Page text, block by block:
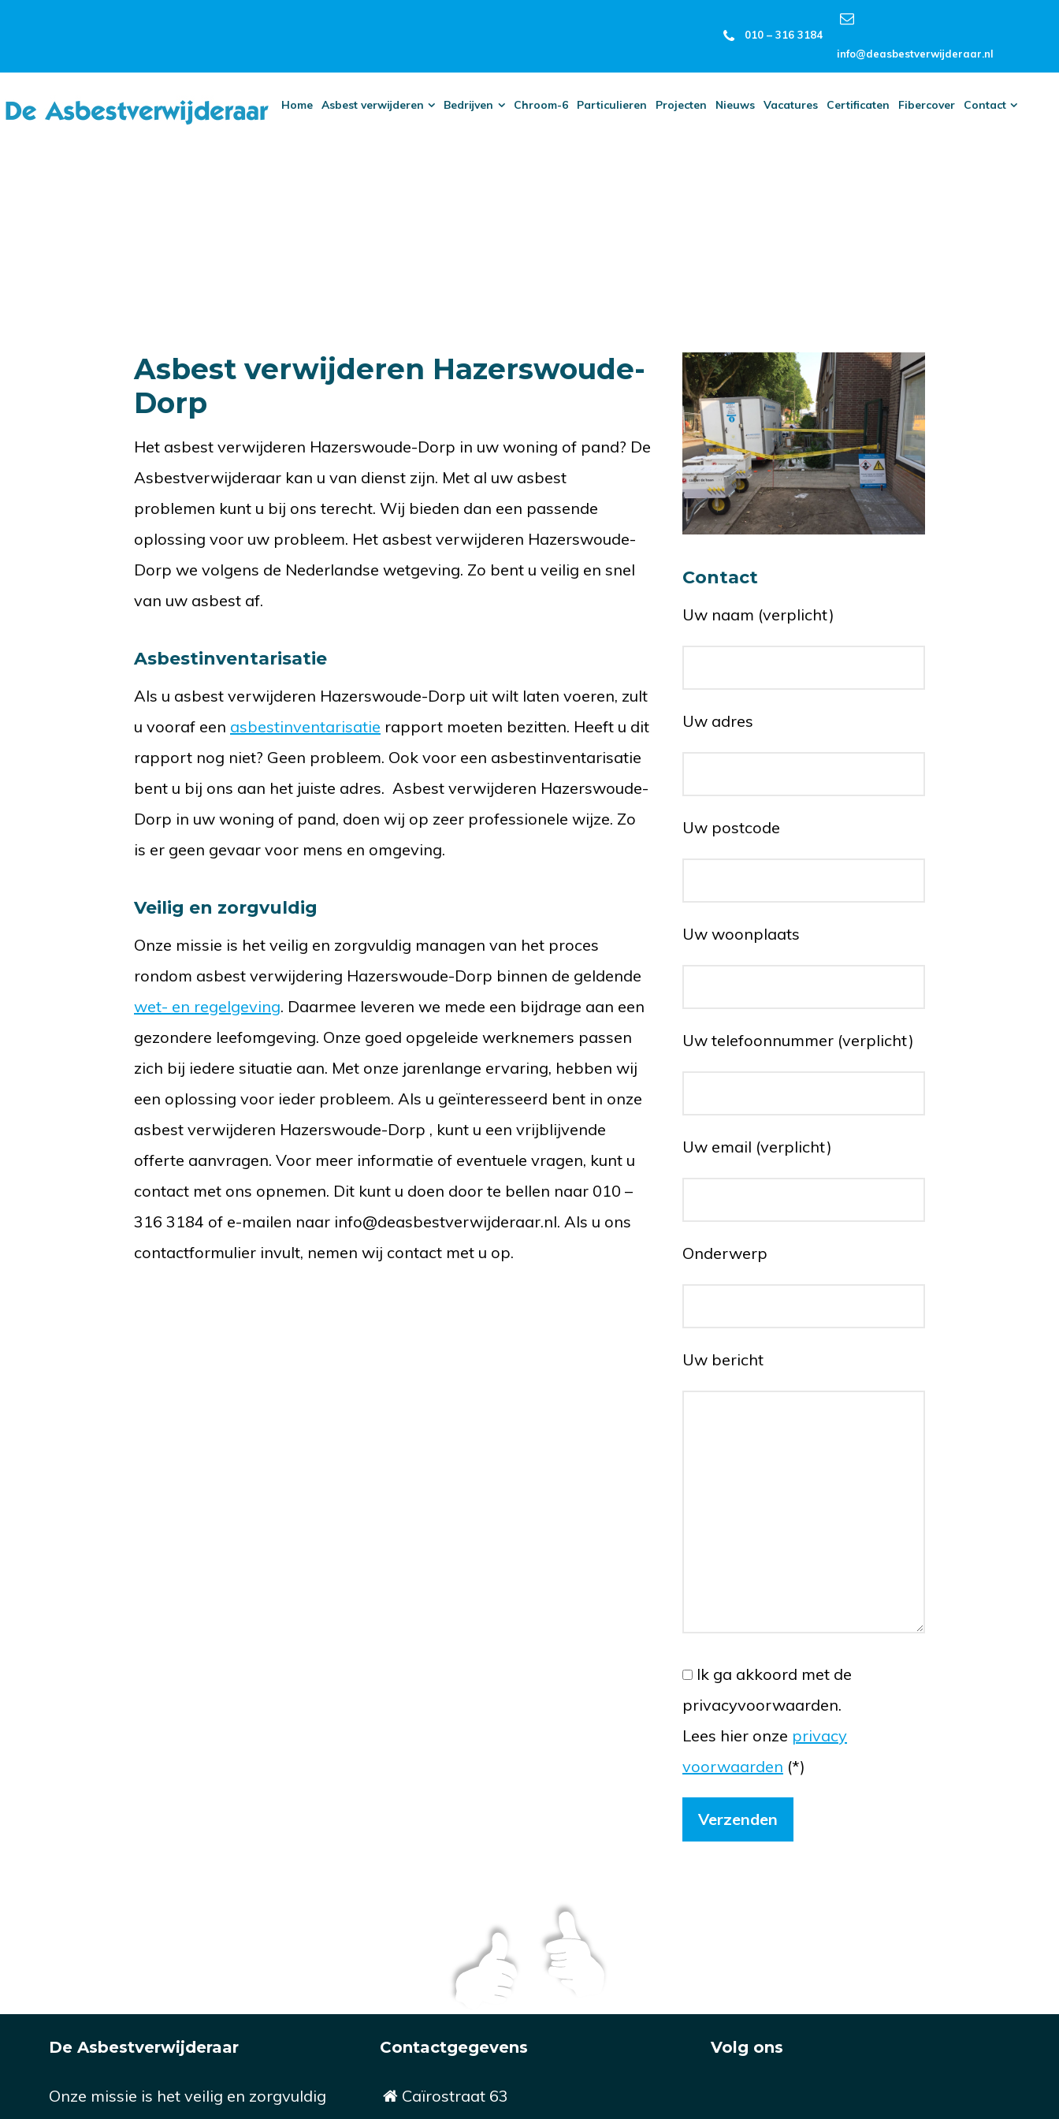
010 – 316 3184
info@deasbestverwijderaar.nl
Home Asbest verwijderen Bedrijven Chroom-6 Particulieren Projecten Nieuws Vacatures Certificaten Fibercover Contact
Asbest verwijderen Hazerswoude-
Dorp
Het asbest verwijderen Hazerswoude-Dorp in uw woning of pand? De
Asbestverwijderaar kan u van dienst zijn. Met al uw asbest
problemen kunt u bij ons terecht. Wij bieden dan een passende
oplossing voor uw probleem. Het asbest verwijderen Hazerswoude-
Dorp we volgens de Nederlandse wetgeving. Zo bent u veilig en snel
van uw asbest af.
Asbestinventarisatie
Als u asbest verwijderen Hazerswoude-Dorp uit wilt laten voeren, zult
u vooraf een asbestinventarisatie rapport moeten bezitten. Heeft u dit
rapport nog niet? Geen probleem. Ook voor een asbestinventarisatie
bent u bij ons aan het juiste adres. Asbest verwijderen Hazerswoude-
Dorp in uw woning of pand, doen wij op zeer professionele wijze. Zo
is er geen gevaar voor mens en omgeving.
Veilig en zorgvuldig
Onze missie is het veilig en zorgvuldig managen van het proces
rondom asbest verwijdering Hazerswoude-Dorp binnen de geldende
wet- en regelgeving. Daarmee leveren we mede een bijdrage aan een
gezondere leefomgeving. Onze goed opgeleide werknemers passen
zich bij iedere situatie aan. Met onze jarenlange ervaring, hebben wij
een oplossing voor ieder probleem. Als u geïnteresseerd bent in onze
asbest verwijderen Hazerswoude-Dorp , kunt u een vrijblijvende
offerte aanvragen. Voor meer informatie of eventuele vragen, kunt u
contact met ons opnemen. Dit kunt u doen door te bellen naar 010 –
316 3184 of e-mailen naar info@deasbestverwijderaar.nl. Als u ons
contactformulier invult, nemen wij contact met u op.
Contact
Uw naam (verplicht)
Uw adres
Uw postcode
Uw woonplaats
Uw telefoonnummer (verplicht)
Uw email (verplicht)
Onderwerp
Uw bericht
Ik ga akkoord met de
privacyvoorwaarden.
Lees hier onze privacy
voorwaarden (*)
De Asbestverwijderaar
Onze missie is het veilig en zorgvuldig
Contactgegevens
Caïrostraat 63
Volg ons